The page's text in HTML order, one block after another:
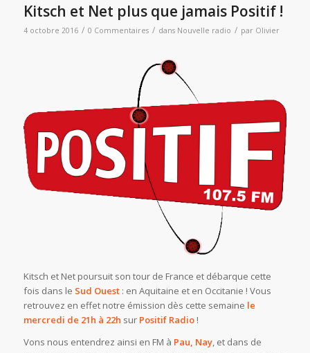
Kitsch et Net plus que jamais Positif !
4 octobre 2016 / 0 Commentaires / dans Nouvelle radio / par Olivier
Kitsch et Net poursuit son tour de France et débarque cette
fois dans le Sud Ouest: en Aquitaine et en Occitanie ! Vous
retrouvez en effet notre émission dès cette semaine le
mercredi de 21h à 22h sur Positif Radio!
Vons nous entendrez ainsi en FM à Pau, Nay, et dans de